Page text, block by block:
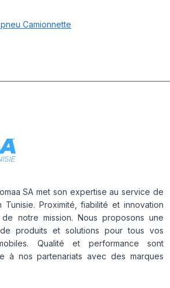
Camionnette
SA met son expertise au service de
Tunisie. Proximité, fiabilité et innovation
notre mission. Nous proposons une
produits et solutions pour tous vos
Qualité et performance sont
à nos partenariats avec des marques